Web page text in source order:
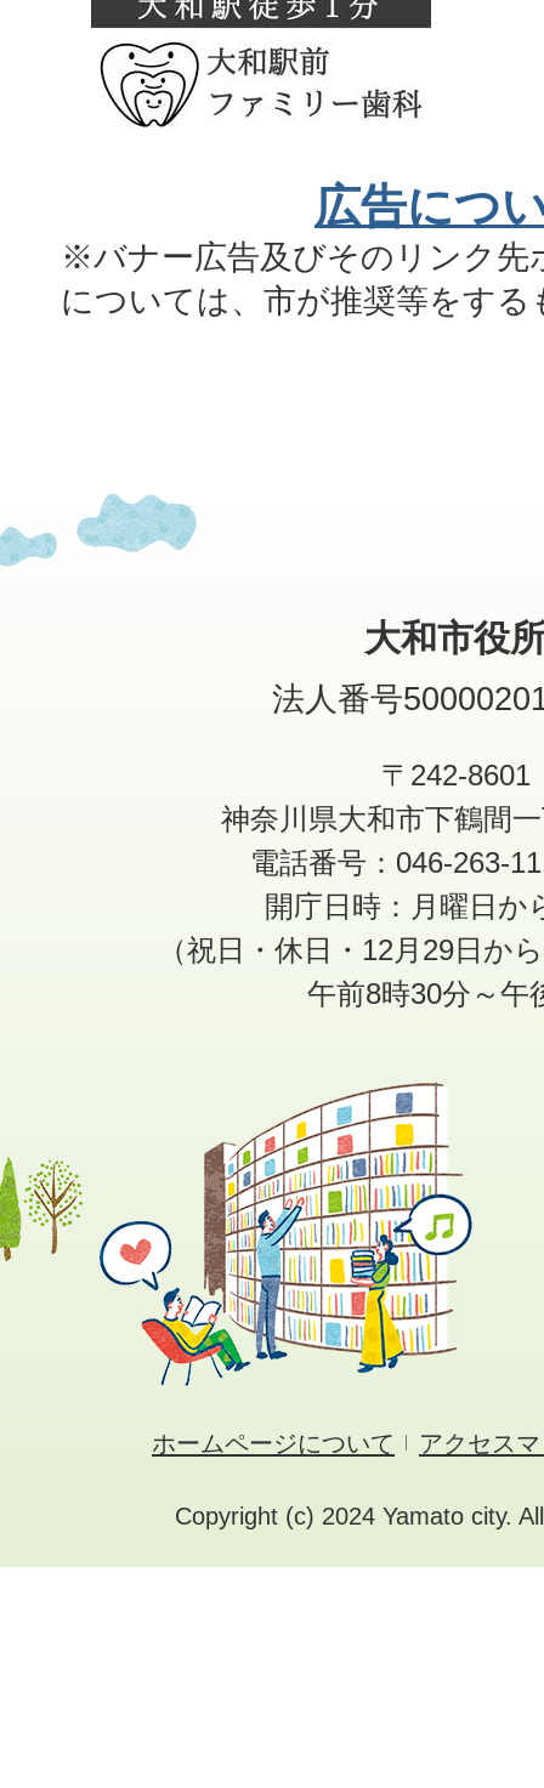
広告につ
※バナー広告及びそのリンク先
については、市が推奨等をす
大和市役
法人番号
〒242-8601
神奈川県大和市下鶴間
電話番号：046-263-
開庁日時：月曜日か
（祝日・休日・12月29日か
午前8時30分～午
ホームページについて アクセス
Copyright (c) 2024 Yamato city.